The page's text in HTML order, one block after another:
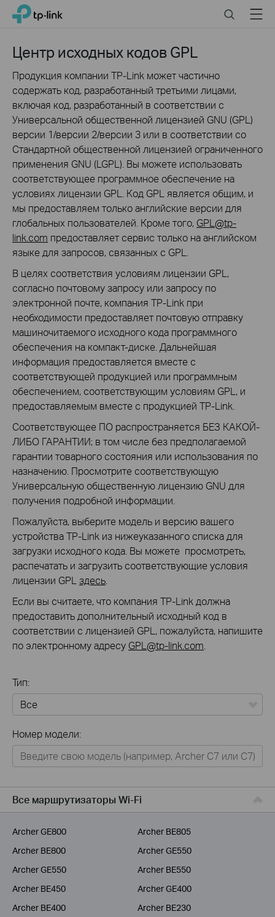
Click
navigation
TP-Link, Reliably Smart SearchMenu
Центр исходных кодов GPL
Продукция компании TP-Link может частично
содержать код, разработанный третьими лицами,
включая код, разработанный в соответствии с
Универсальной общественной лицензией GNU (GPL)
версии 1/версии 2/версии 3 или в соответствии со
Стандартной общественной лицензией ограниченного
применения GNU (LGPL). Вы можете использовать
соответствующее программное обеспечение на
условиях лицензии GPL. Код GPL является общим, и
мы предоставляем только английские версии для
глобальных пользователей. Кроме того, GPL@tp-
link.com предоставляет сервис только на английском
языке для запросов, связанных с GPL.
В целях соответствия условиям лицензии GPL,
согласно почтовому запросу или запросу по
электронной почте, компания TP-Link при
необходимости предоставляет почтовую отправку
машиночитаемого исходного кода программного
обеспечения на компакт-диске. Дальнейшая
информация предоставляется вместе с
соответствующей продукцией или программным
обеспечением, соответствующим условиям GPL, и
предоставляемым вместе с продукцией TP-Link.
Соответствующее ПО распространяется БЕЗ КАКОЙ-
ЛИБО ГАРАНТИИ; в том числе без предполагаемой
гарантии товарного состояния или использования по
назначению. Просмотрите соответствующую
Универсальную общественную лицензию GNU для
получения подробной информации.
Пожалуйста, выберите модель и версию вашего
устройства TP-Link из нижеуказанного списка для
загрузки исходного кода. Вы можете просмотреть,
распечатать и загрузить соответствующие условия
лицензии GPL здесь
Если вы считаете, что компания TP-Link должна
предоставить дополнительный исходный код в
соответствии с лицензией GPL, пожалуйста, напишите
по электронному адресу GPL@tp-link.com
Тип:
Для дома
Умный дом
Для операторов связи
Номер модели:
Все маршрутизаторы Wi-Fi
Archer GE800
Archer BE805
Archer BE800
Archer GE550
Archer GE550
Archer BE550
Archer BE450
Archer GE400
Archer BE400
Archer BE230